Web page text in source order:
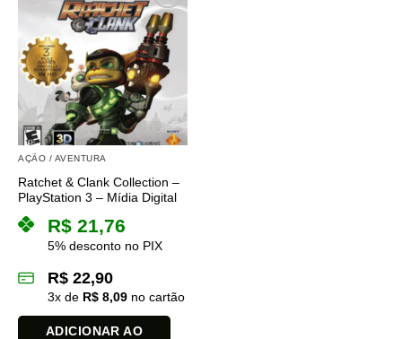
variantes.
As
opções
podem
ser
escolhidas
na
página
do
produto
AÇÃO / AVENTURA
Ratchet & Clank Collection –
PlayStation 3 – Mídia Digital
R$ 21,76
5% desconto no PIX
R$ 22,90
3x de R$ 8,09 no cartão
ADICIONAR AO